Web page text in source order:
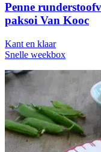
Penne
paksoi Van Kooc
Kant en klaar
Snelle weekbox